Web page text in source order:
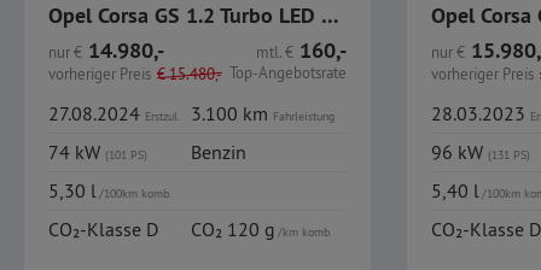
Opel Corsa GS 1.2 Turbo LED GJR Kamera
nur€ 14.980,-
vorheriger Preis €15.480,-
mtl.€ 160,-
Top-Angebotsrate
27.08.2024 Erstzul. 3.100 km Fahrleistung
74 kW (101 PS)
Benzin
5,30 l/100km komb.
CO₂-Klasse D CO₂ 120 g/km komb.
nur€
vorheriger Preis
28.03.2023
96 kW (131 PS)
5,40 l/100km
CO₂-Klasse D